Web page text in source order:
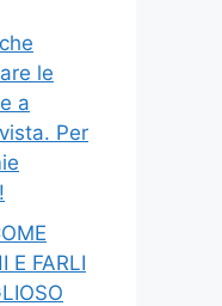
le
a
Per
E FARLI